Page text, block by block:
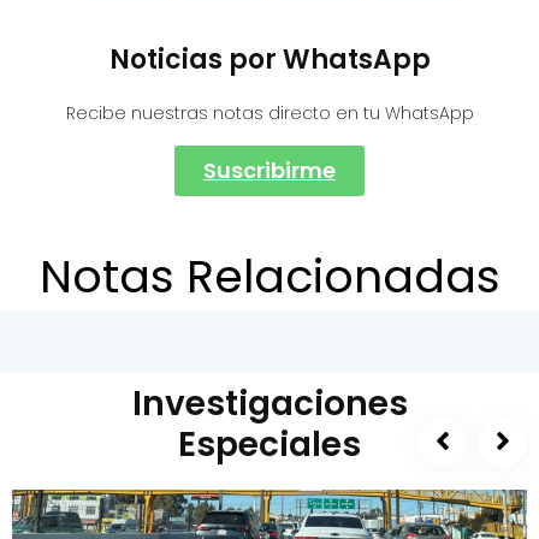
Noticias por WhatsApp
Recibe nuestras notas directo en tu WhatsApp
Suscribirme
Notas Relacionadas
Investigaciones
Especiales